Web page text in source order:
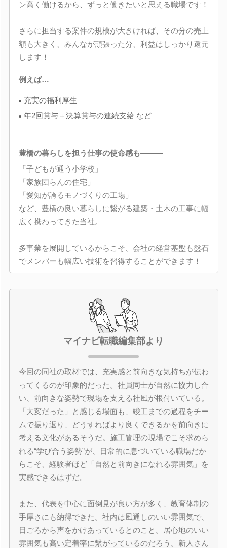
ン高く働けるから、ずっと働きたいと思える職場です！
さらに担当する案件の規模が大きければ、その分の売上
額も大きく、みんなが頑張った分、利益はしっかり還元
します！
例えば…
充実の福利厚生
年2回賞与＋決算賞与の連続支給 など
豊橋の暮らしを担う仕事の使命感も―――
「子どもが通う小学校」
「家族団らんの住宅」
「愛知が誇るモノづくりの工場」
など、豊橋の良い暮らしに繋がる建築・土木の工事に幅
広く携わってきた当社。
多事業を展開しているからこそ、会社の経営基盤も盤石
でメンバーも幅広い技術を習得することができます！
マイナビ転職編集部より
今回の同社の取材では、充実感と前向きな気持ちが伝わ
ってくるのが印象的だった。社員同士が自然に協力し合
い、前向きな姿勢で現場を支える社風が根付いている。
「大変だった」と感じる場面も、竣工までの過程をチー
ムで振り返り、どうすればより良くできるかを前向きに
考える文化があるそうだ。施工管理の現場でこそ求めら
れる“学び合う姿勢”が、日常的に息づいている職場だか
らこそ、経験者ほど「自然と前向きになれる雰囲気」を
実感できるはずだ。
また、代表を中心に面倒見が良い方が多く、教育体制の
手厚さにも納得できた。社内は風通しのいい雰囲気で、
日ごろから声をかけあっているとのこと。居心地のいい
雰囲気も高い定着率に繋がっているのだろう。新人さん